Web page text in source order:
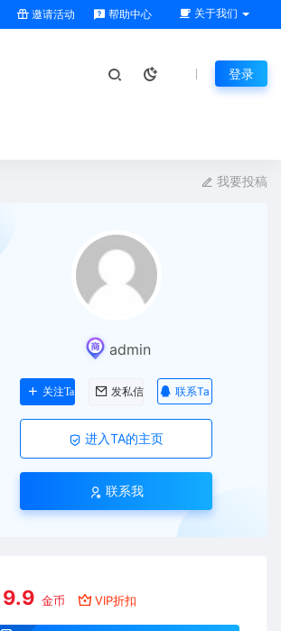
邀请活动 帮助中心 关于我们
登录
我要投稿
admin
关注Ta 发私信 联系Ta
进入TA的主页
联系我
9.9 金币 VIP折扣